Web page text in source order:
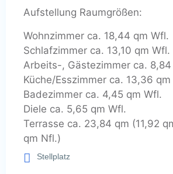
Aufstellung Raumgrößen:
Wohnzimmer ca. 18,44 qm Wfl.
Schlafzimmer ca. 13,10 qm Wfl.
Arbeits-, Gästezimmer ca.
Küche/Esszimmer ca. 13,36 qm
Badezimmer ca. 4,45 qm Wfl.
Diele ca. 5,65 qm Wfl.
Terrasse ca. 23,84 qm (11,92
qm Nfl.)
Stellplatz